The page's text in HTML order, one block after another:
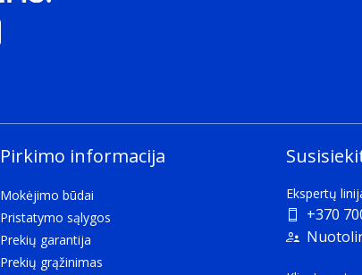
Pirkimo informacija
Mokėjimo būdai
Pristatymo sąlygos
Prekių garantija
Prekių grąžinimas
Ekspertų
+370